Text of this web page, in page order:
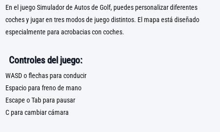
En el juego Simulador de Autos de Golf, puedes personalizar diferentes
coches y jugar en tres modos de juego distintos. El mapa está diseñado
especialmente para acrobacias con coches.
Controles del juego:
WASD o flechas para conducir
Espacio para freno de mano
Escape o Tab para pausar
C para cambiar cámara